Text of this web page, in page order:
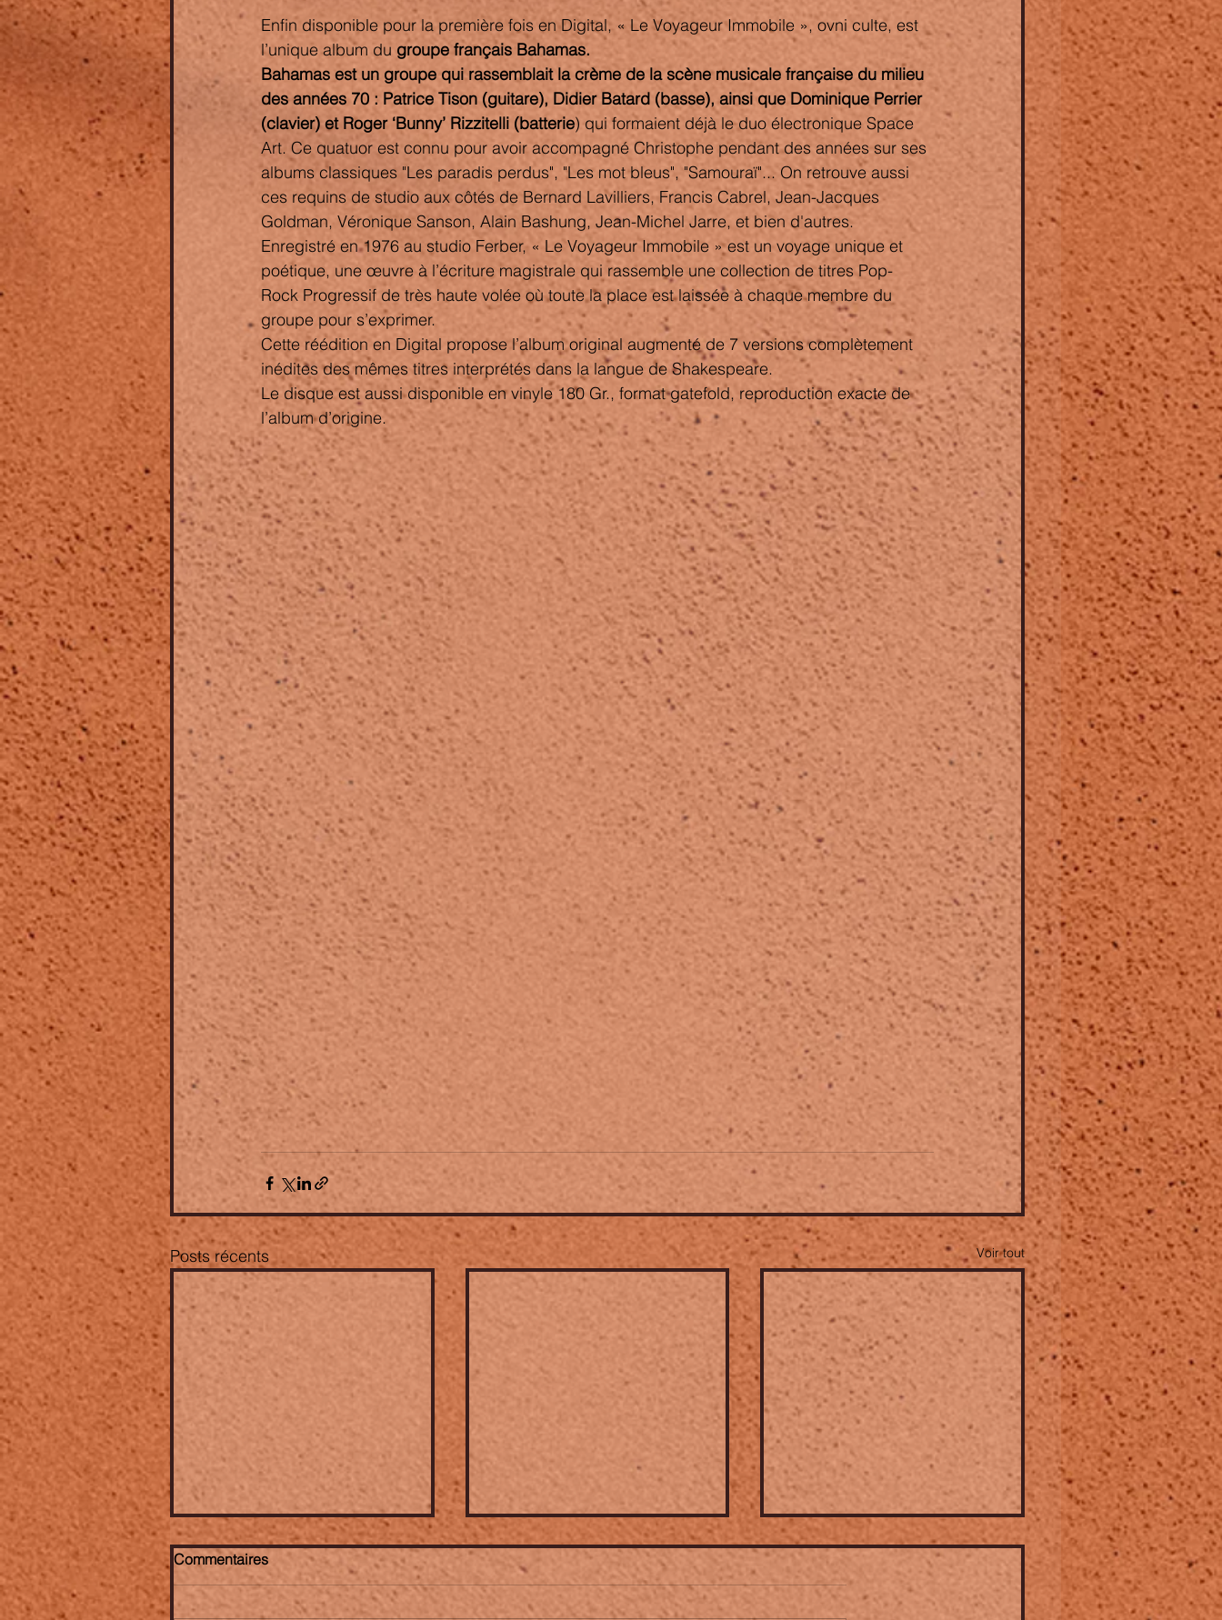
Enfin disponible pour la première fois en Digital, « Le Voyageur Immobile », ovni culte, est
l’unique album du groupe français Bahamas.
Bahamas est un groupe qui rassemblait la crème de la scène musicale française du milieu
des années 70 : Patrice Tison (guitare), Didier Batard (basse), ainsi que Dominique Perrier
(clavier) et Roger ‘Bunny’ Rizzitelli (batterie) qui formaient déjà le duo électronique Space
Art. Ce quatuor est connu pour avoir accompagné Christophe pendant des années sur ses
albums classiques "Les paradis perdus", "Les mot bleus", "Samouraï"... On retrouve aussi
ces requins de studio aux côtés de Bernard Lavilliers, Francis Cabrel, Jean-Jacques
Goldman, Véronique Sanson, Alain Bashung, Jean-Michel Jarre, et bien d'autres.
Enregistré en 1976 au studio Ferber, « Le Voyageur Immobile » est un voyage unique et
poétique, une œuvre à l’écriture magistrale qui rassemble une collection de titres Pop-
Rock Progressif de très haute volée où toute la place est laissée à chaque membre du
groupe pour s’exprimer.
Cette réédition en Digital propose l’album original augmenté de 7 versions complètement
inédites des mêmes titres interprétés dans la langue de Shakespeare.
Le disque est aussi disponible en vinyle 180 Gr., format gatefold, reproduction exacte de
l’album d’origine.
Posts récents Voir tout
Commentaires